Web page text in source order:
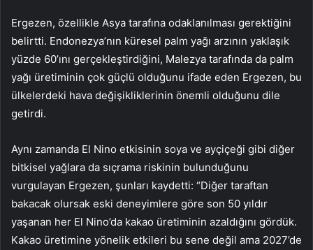
Ergezen, özellikle Asya tarafına odaklanılması gerektiğini
belirtti. Endonezya’nın küresel palm yağı arzının yaklaşık
yüzde 60’ını gerçekleştirdiğini, Malezya tarafında da palm
yağı üretiminin çok güçlü olduğunu ifade eden Ergezen, bu
ülkelerdeki hava değişikliklerinin önemli olduğunu dile
getirdi.
Aynı zamanda El Nino etkisinin soya ve ayçiçeği gibi diğer
bitkisel yağlara da sıçrama riskinin bulunduğunu
vurgulayan Ergezen, şunları kaydetti: “Diğer taraftan
bakacak olursak eski deneyimlere göre son 50 yıldır
yaşanan her El Nino’da kakao üretiminin azaldığını gördük.
Kakao üretimine yönelik etkileri bu sene değil ama 2027’de